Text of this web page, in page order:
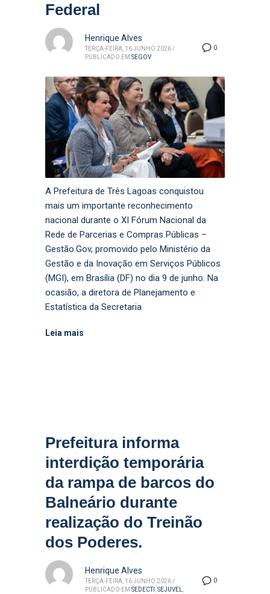
Federal
0
Henrique Alves
TERÇA-FEIRA, 16 JUNHO 2026 /
PUBLICADO EM SEGOV
A Prefeitura de Três Lagoas conquistou
mais um importante reconhecimento
nacional durante o XI Fórum Nacional da
Rede de Parcerias e Compras Públicas –
Gestão.Gov, promovido pelo Ministério da
Gestão e da Inovação em Serviços Públicos
(MGI), em Brasília (DF) no dia 9 de junho. Na
ocasião, a diretora de Planejamento e
Estatística da Secretaria
Leia mais
Prefeitura informa
interdição temporária
da rampa de barcos do
Balneário durante
realização do Treinão
dos Poderes.
0
Henrique Alves
TERÇA-FEIRA, 16 JUNHO 2026/
PUBLICADO EM SEDECTI ,SEJUVEL,